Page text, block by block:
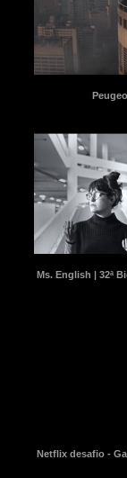
Ms. English | 32ª
Netflix desafio -